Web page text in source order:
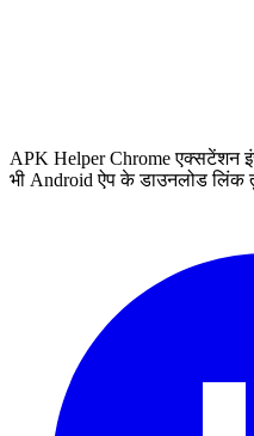
APK Helper Chrome एक्सटेंशन
भी Android ऐप के डाउनलोड लिंक